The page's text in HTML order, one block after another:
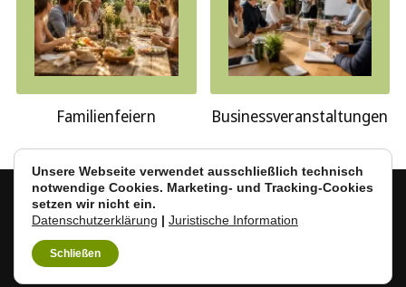
Familienfeiern Businessveranstalt­ungen
Impressum|Datenschutz|Kontakt |LandMarkt Café &
Bistro auf Facebook
LandMarkt auf Instagram
Unsere Webseite verwendet ausschließlich technisch
notwendige Cookies. Marketing- und Tracking-Cookies
setzen wir nicht ein.
Datenschutzerklärung | Juristische Information
Schließen